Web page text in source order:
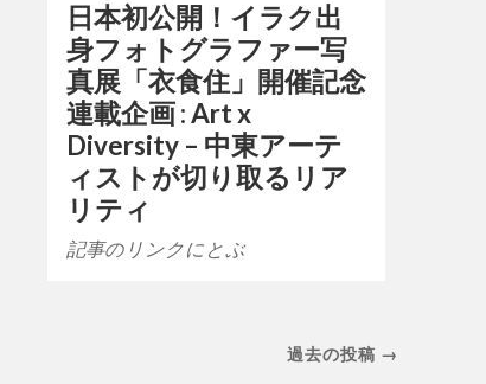
日本初公開！イラク出
身フォトグラファー写
真展「衣食住」開催記念
連載企画 : Art x
Diversity – 中東アーテ
ィストが切り取るリア
リティ
記事のリンクにとぶ
過去の投稿 →